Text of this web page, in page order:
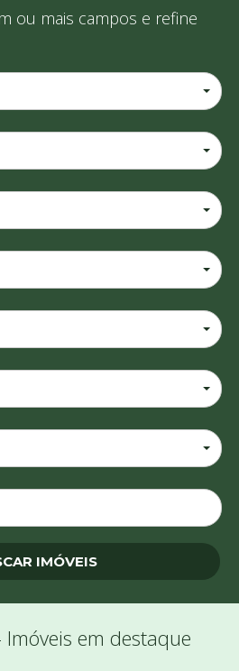
ou mais campos e refine
Imóveis em destaque